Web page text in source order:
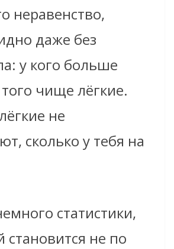
неравенство,
даже без
у кого больше
чище лёгкие.
не
сколько у тебя на
статистики,
становится не по